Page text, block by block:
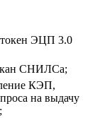
ЭЦП 3.0
СНИЛСа;
КЭП,
на выдачу